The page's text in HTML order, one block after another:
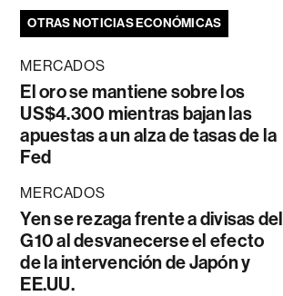
OTRAS NOTICIAS ECONÓMICAS
MERCADOS
El oro se mantiene sobre los
US$4.300 mientras bajan las
apuestas a un alza de tasas de la
Fed
MERCADOS
Yen se rezaga frente a divisas del
G10 al desvanecerse el efecto
de la intervención de Japón y
EE.UU.